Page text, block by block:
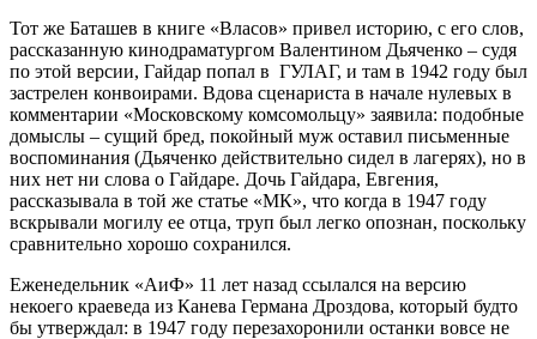
Тот же Баташев в книге «Власов» привел историю, с его слов,
рассказанную кинодраматургом Валентином Дьяченко – судя
по этой версии, Гайдар попал в ГУЛАГ, и там в 1942 году был
застрелен конвоирами. Вдова сценариста в начале нулевых в
комментарии «Московскому комсомольцу» заявила: подобные
домыслы – сущий бред, покойный муж оставил письменные
воспоминания (Дьяченко действительно сидел в лагерях), но в
них нет ни слова о Гайдаре. Дочь Гайдара, Евгения,
рассказывала в той же статье «МК», что когда в 1947 году
вскрывали могилу ее отца, труп был легко опознан, поскольку
сравнительно хорошо сохранился.
Еженедельник «АиФ» 11 лет назад ссылался на версию
некоего краеведа из Канева Германа Дроздова, который будто
бы утверждал: в 1947 году перезахоронили останки вовсе не